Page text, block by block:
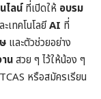
ไลน์ที่เปิดให้ อบรม
เทคโนโลยีAI ที่
และตัวช่วยอย่าง
นสวย ๆ ไว้ให้น้อง ๆ
หรือสมัครเรียน